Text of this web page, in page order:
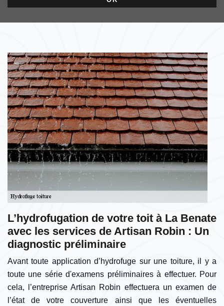
L’hydrofugation de votre toit à La Benate
avec les services de Artisan Robin : Un
diagnostic préliminaire
Avant toute application d’hydrofuge sur une toiture, il y a
toute une série d'examens préliminaires à effectuer. Pour
cela, l’entreprise Artisan Robin effectuera un examen de
l’état de votre couverture ainsi que les éventuelles